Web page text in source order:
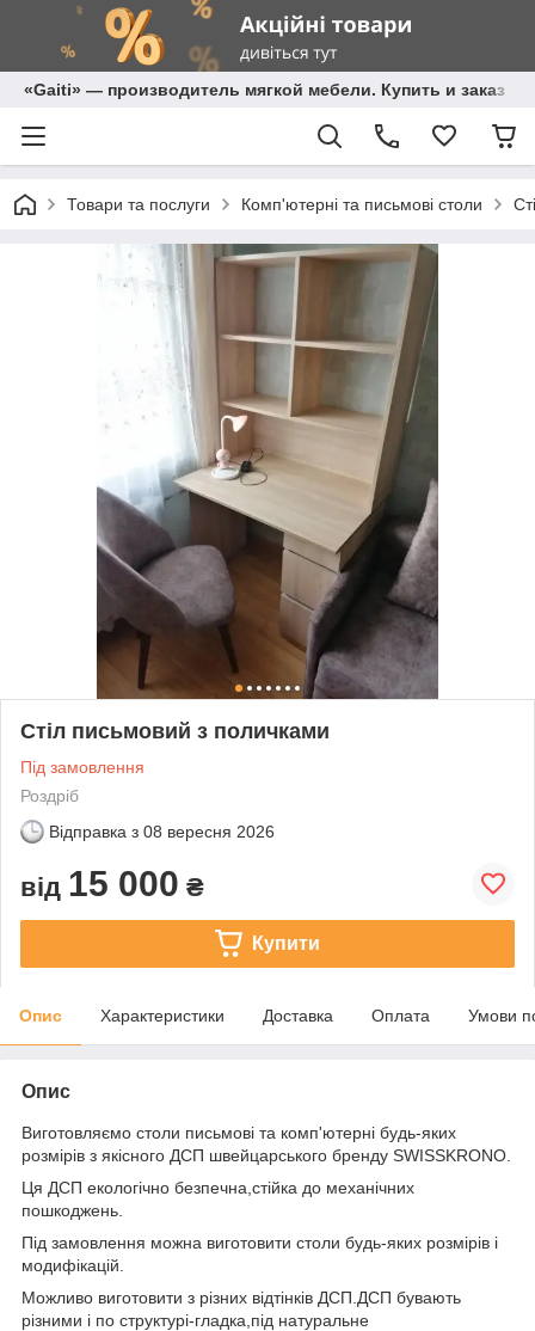
«Gaiti» — производитель мягкой мебели. Купить и заказ
Товари та послуги Комп'ютерні та письмові столи
Стіл письмовий з поличками
Під замовлення
Роздріб
Відправка з 08 вересня 2026
від 15 000 ₴
Купити
Опис Характеристики Доставка Оплата Умови
Опис
Виготовляємо столи письмові та комп'ютерні будь-яких
розмірів з якісного ДСП швейцарського бренду SWISSKRONO.
Ця ДСП екологічно безпечна,стійка до механічних
пошкоджень.
Під замовлення можна виготовити столи будь-яких розмірів і
модифікацій.
Можливо виготовити з різних відтінків ДСП.ДСП бувають
різними і по структурі-гладка,під натуральне